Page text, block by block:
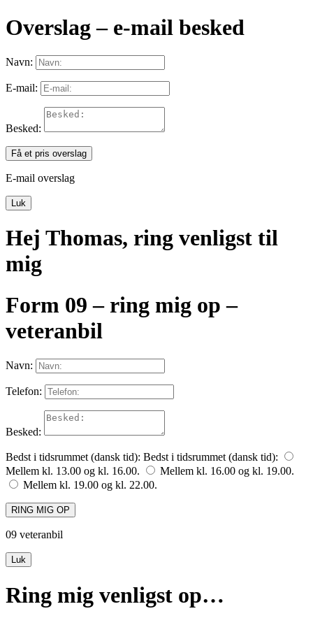
Overslag – e-mail besked
Navn:
E-mail:
Besked:
Få et pris overslag
E-mail overslag
Luk
Hej Thomas, ring venligst til
mig
Form 09 – ring mig op –
veteranbil
Navn:
Telefon:
Besked:
Bedst i tidsrummet (dansk tid): Bedst i tidsrummet (dansk tid):
Mellem kl. 13.00 og kl. 16.00.
Mellem kl. 16.00 og kl. 19.00.
Mellem kl. 19.00 og kl. 22.00.
RING MIG OP
09 veteranbil
Luk
Ring mig venligst op…